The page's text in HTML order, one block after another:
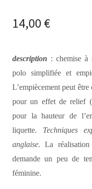
14,00 €
description : chemise à
polo simplifiée et
L’empiècement peut
pour un effet de relief
pour la hauteur de
liquette. Techniques
anglaise. La réalisation
demande un peu de
féminine.